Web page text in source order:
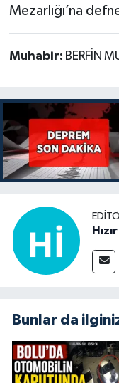
Mezarlığı’na
Muhabir: BERFİN
Bunlar da